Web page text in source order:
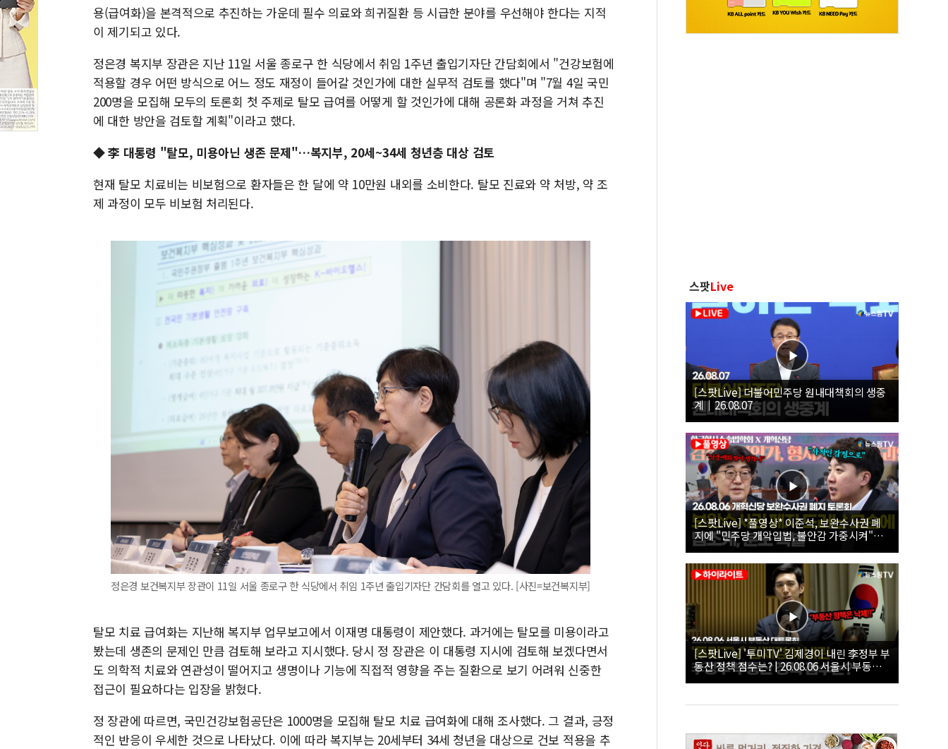
용(급여화)을 본격적으로 추진하는 가운데 필수 의료와 희귀질환 등 시급한 분야를 우선해야 한다는 지적
이 제기되고 있다.
정은경 복지부 장관은 지난 11일 서울 종로구 한 식당에서 취임 1주년 출입기자단 간담회에서 "건강보험에
적용할 경우 어떤 방식으로 어느 정도 재정이 들어갈 것인가에 대한 실무적 검토를 했다"며 "7월 4일 국민
200명을 모집해 모두의 토론회 첫 주제로 탈모 급여를 어떻게 할 것인가에 대해 공론화 과정을 거쳐 추진
에 대한 방안을 검토할 계획"이라고 했다.
◆ 李 대통령 "탈모, 미용아닌 생존 문제"…복지부, 20세~34세 청년층 대상 검토
현재 탈모 치료비는 비보험으로 환자들은 한 달에 약 10만원 내외를 소비한다. 탈모 진료와 약 처방, 약 조
제 과정이 모두 비보험 처리된다.
정은경 보건복지부 장관이 11일 서울 종로구 한 식당에서 취임 1주년 출입기자단 간담회를 열고 있다. [사진=보건복지부]
탈모 치료 급여화는 지난해 복지부 업무보고에서 이재명 대통령이 제안했다. 과거에는 탈모를 미용이라고
봤는데 생존의 문제인 만큼 검토해 보라고 지시했다. 당시 정 장관은 이 대통령 지시에 검토해 보겠다면서
도 의학적 치료와 연관성이 떨어지고 생명이나 기능에 직접적 영향을 주는 질환으로 보기 어려워 신중한
접근이 필요하다는 입장을 밝혔다.
정 장관에 따르면, 국민건강보험공단은 1000명을 모집해 탈모 치료 급여화에 대해 조사했다. 그 결과, 긍정
적인 반응이 우세한 것으로 나타났다. 이에 따라 복지부는 20세부터 34세 청년을 대상으로 건보 적용을 추
스팟Live
[스팟Live] 더불어민주당 원내대책회의 생중
계｜26.08.07
[스팟Live] *풀영상* 이준석, 보완수사권 폐
지에 "민주당 개악입법, 불안감 가중시켜"｜
26.08.06 개혁신당 보완수사권 폐지 토론회
[스팟Live] '투미TV' 김제경이 내린 李정부 부
동산 정책 점수는? | 26.08.06 서울시 부동산
대토론회